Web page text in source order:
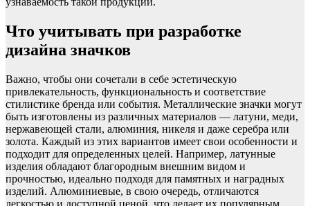
Что учитывать при разработке
дизайна значков
Важно, чтобы они сочетали в себе эстетическую
привлекательность, функциональность и соответствие
стилистике бренда или события. Металлические значки могут
быть изготовлены из различных материалов — латуни, меди,
нержавеющей стали, алюминия, никеля и даже серебра или
золота. Каждый из этих вариантов имеет свои особенности и
подходит для определенных целей. Например, латунные
изделия обладают благородным внешним видом и
прочностью, идеально подходя для памятных и наградных
изделий. Алюминиевые, в свою очередь, отличаются
легкостью и доступной ценой, что делает их популярным